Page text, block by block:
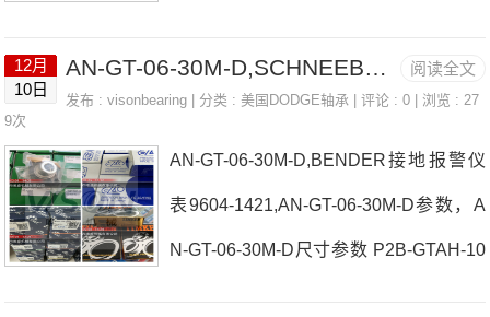
D， ，热销品牌推荐：Interface称重传
GT-0
电机P2B-GTM-25M日本EASE轴承AN-G
圈BENDERRELAYRE4-0732BE-NR73
0732日本EASE轴承AN-GT-06-30M-D参
数AN-GT-06-30M-D价格,AN-GT-06-30M
阅读全文
12月
10日
AN-GT-06-30M-D,SCHNEEBERGER、SCHNEEBERGER导轨
发布 :visonbearing | 分类 :美国DODGE轴承 | 评论 : 0 | 浏览 : 27
9次
AN-GT-06-30M-D,BENDER接地报警仪
表9604-1421,AN-GT-06-30M-D参数，A
N-GT-06-30M-D尺寸参数 P2B-GTAH-10